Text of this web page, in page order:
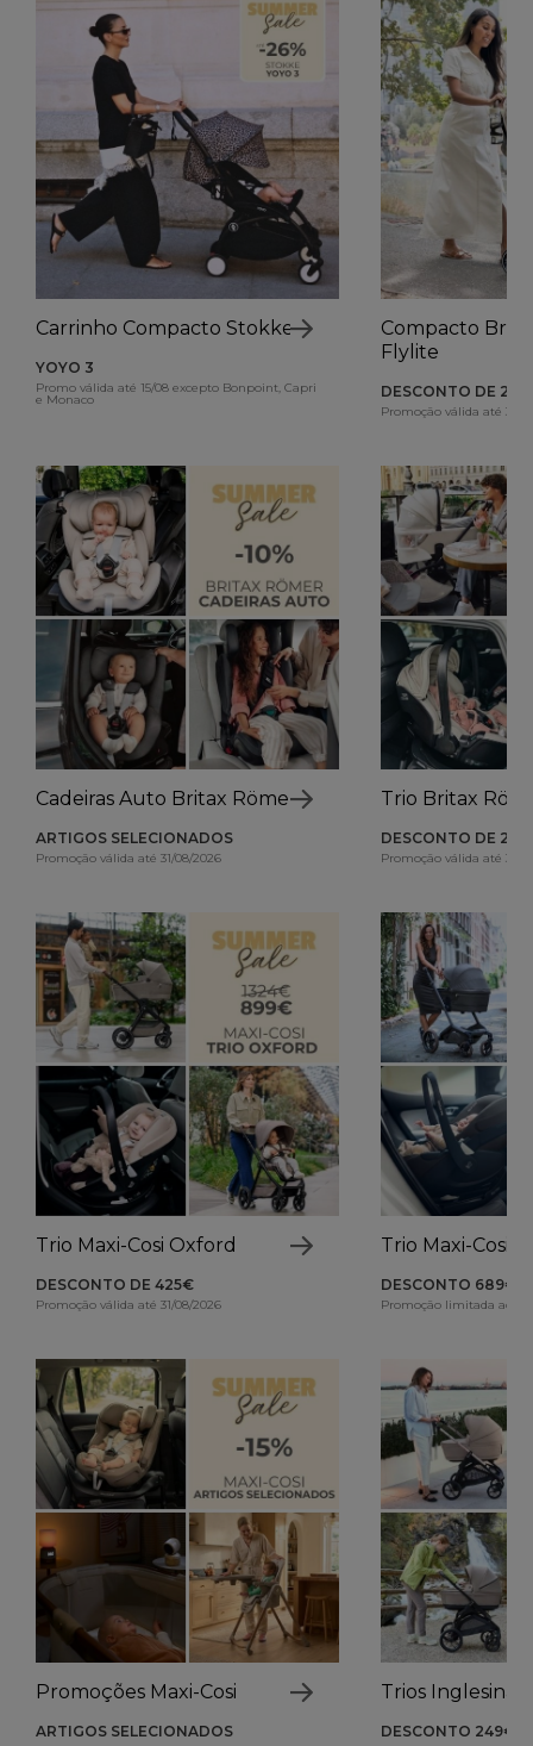
Carrinho Compacto Stokke
YOYO 3
Promo válida até 15/08 excepto Bonpoint, Capri
e Monaco
Compacto
Flylite
DESCONTO DE 26€
Promoção válida até 31/
Cadeiras Auto Britax Römer
ARTIGOS SELECIONADOS
Promoção válida até 31/08/2026
Trio Britax
DESCONTO DE
Promoção válida até 31/
Trio Maxi-Cosi Oxford
DESCONTO DE 425€
Promoção válida até 31/08/2026
Trio Maxi-Cosi
DESCONTO 689€
Promoção limitada ao
Promoções Maxi-Cosi
ARTIGOS SELECIONADOS
Trios Inglesina
DESCONTO 249€